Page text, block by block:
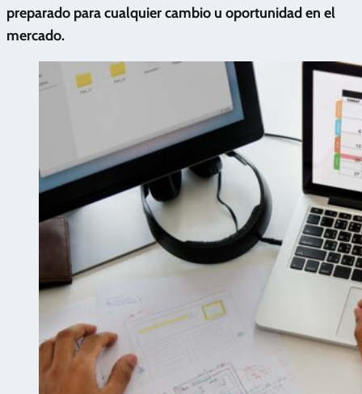
preparado para cualquier cambio u oportunidad en el
mercado.